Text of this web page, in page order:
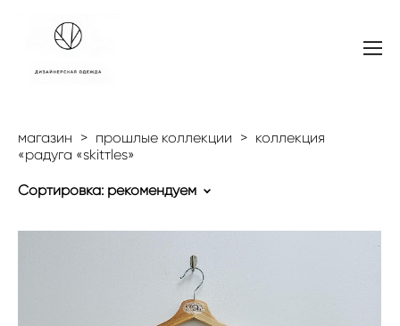
магазин > прошлые коллекции > коллекция
«радуга «skitтles»
Сортировка: рекомендуем